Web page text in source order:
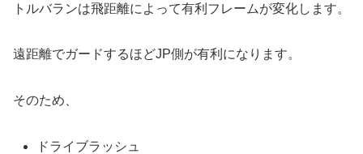
トルバランは飛距離によって有利フレームが変化します。
遠距離でガードするほどJP側が有利になります。
そのため、
ドライブラッシュ